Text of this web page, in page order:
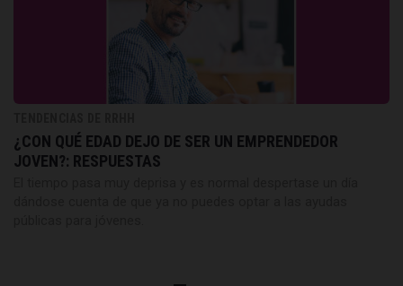
¿CON QUÉ EDAD DEJO DE SER UN EMPRENDEDOR
JOVEN?: RESPUESTAS